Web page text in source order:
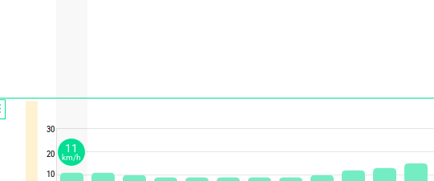
30
20
10
11
km/h